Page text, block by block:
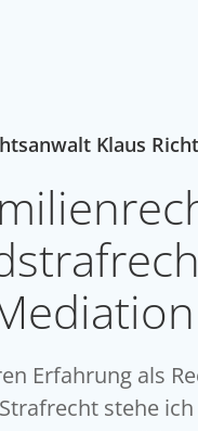
Klaus
Erfahrung als
stehe